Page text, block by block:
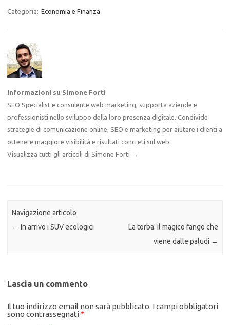
Categoria: Economia e Finanza
Informazioni su Simone Forti
SEO Specialist e consulente web marketing, supporta aziende e
professionisti nello sviluppo della loro presenza digitale. Condivide
strategie di comunicazione online, SEO e marketing per aiutare i clienti a
ottenere maggiore visibilità e risultati concreti sul web.
Visualizza tutti gli articoli di Simone Forti →
Navigazione articolo
← In arrivo i SUV ecologici
La torba: il magico fango che
viene dalle paludi →
Lascia un commento
Il tuo indirizzo email non sarà pubblicato. I campi obbligatori
sono contrassegnati*